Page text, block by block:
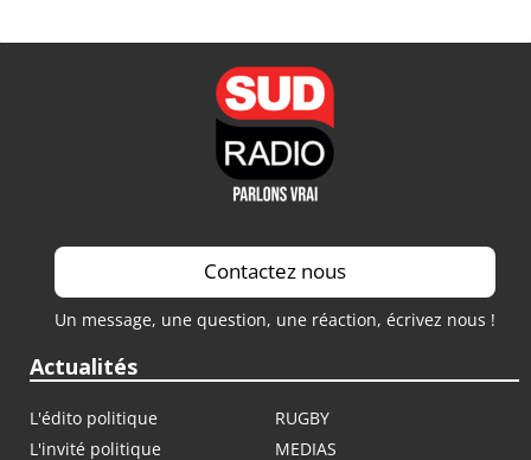
Contactez nous
Un message, une question, une réaction, écrivez nous !
Actualités
L'édito politique
RUGBY
L'invité politique
MEDIAS